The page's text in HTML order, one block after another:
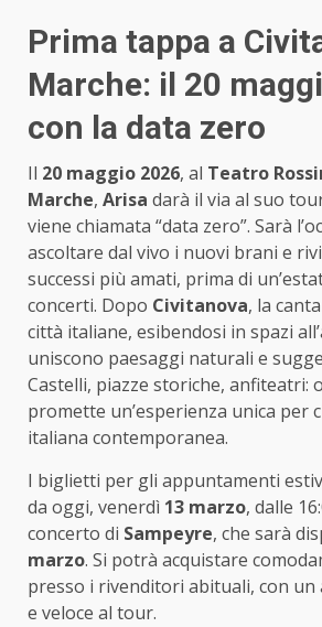
Prima tappa a
Marche: il 20
con la data zero
Il 20 maggio 2026, al Teatro
Marche, Arisa darà il via al suo
viene chiamata “data zero”. Sarà
ascoltare dal vivo i nuovi brani e
successi più amati, prima di
concerti. Dopo Civitanova, la
città italiane, esibendosi in spazi
uniscono paesaggi naturali e
Castelli, piazze storiche, anfiteatri:
promette un’esperienza unica per
italiana contemporanea.
I biglietti per gli appuntamenti
da oggi, venerdì 13 marzo, dalle
concerto di Sampeyre, che sarà
marzo. Si potrà acquistare
presso i rivenditori abituali, con un
e veloce al tour.